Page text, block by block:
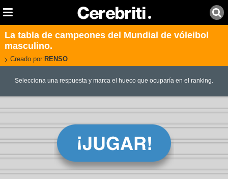
La tabla de campeones del Mundial de vóleibol
masculino.
Creado por: RENSO
Selecciona una respuesta y marca el hueco que ocuparía en el ranking.